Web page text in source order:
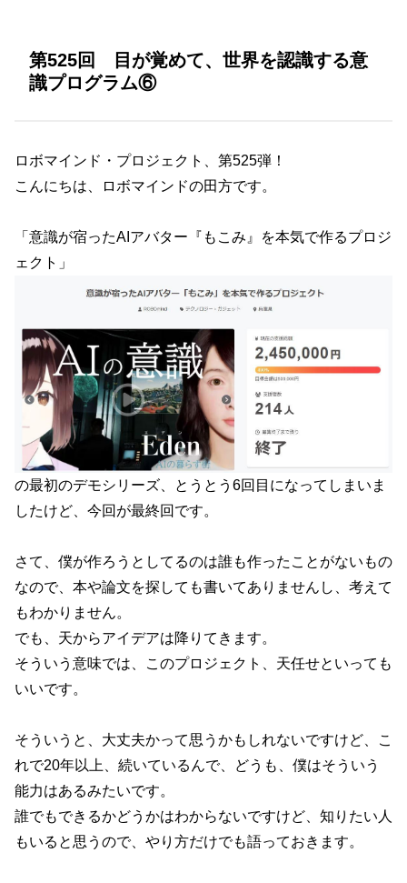
第525回 目が覚めて、世界を認識する意
識プログラム⑥
ロボマインド・プロジェクト、第525弾！
こんにちは、ロボマインドの田方です。
「意識が宿ったAIアバター『もこみ』を本気で作るプロジ
ェクト」
の最初のデモシリーズ、とうとう6回目になってしまいま
したけど、今回が最終回です。
さて、僕が作ろうとしてるのは誰も作ったことがないもの
なので、本や論文を探しても書いてありませんし、考えて
もわかりません。
でも、天からアイデアは降りてきます。
そういう意味では、このプロジェクト、天任せといっても
いいです。
そういうと、大丈夫かって思うかもしれないですけど、こ
れで20年以上、続いているんで、どうも、僕はそういう
能力はあるみたいです。
誰でもできるかどうかはわからないですけど、知りたい人
もいると思うので、やり方だけでも語っておきます。